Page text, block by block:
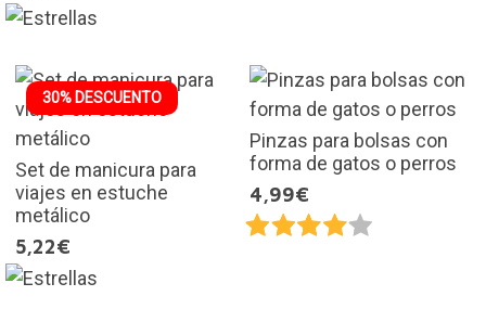
30% DESCUENTO
Set de manicura para
viajes en estuche
metálico
5,22€
Pinzas para bolsas con
forma de gatos o perros
4,99€